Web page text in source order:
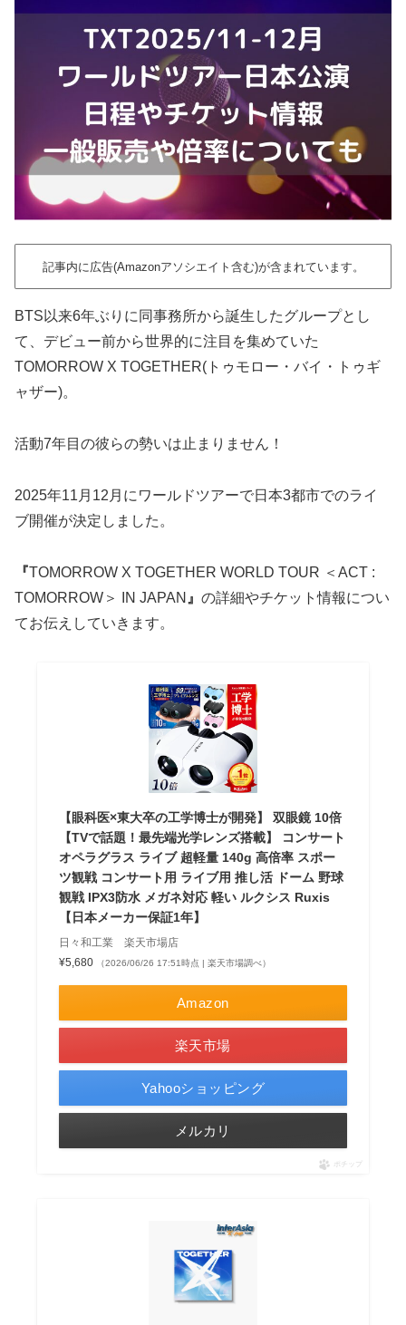
記事内に広告(Amazonアソシエイト含む)が含まれています。
BTS以来6年ぶりに同事務所から誕生したグループとし
て、デビュー前から世界的に注目を集めていた
TOMORROW X TOGETHER(トゥモロー・バイ・トゥギ
ャザー)。
活動7年目の彼らの勢いは止まりません！
2025年11月12月にワールドツアーで日本3都市でのライ
ブ開催が決定しました。
『TOMORROW X TOGETHER WORLD TOUR ＜ACT :
TOMORROW＞ IN JAPAN 』 の詳細やチケット情報につい
てお伝えしていきます。
【眼科医×東大卒の工学博士が開発】 双眼鏡 10倍
【TVで話題！最先端光学レンズ搭載】 コンサート
オペラグラス ライブ 超軽量 140g 高倍率 スポー
ツ観戦 コンサート用 ライブ用 推し活 ドーム 野球
観戦 IPX3防水 メガネ対応 軽い ルクシス Ruxis
【日本メーカー保証1年】
日々和工業 楽天市場店
¥5,680
（2026/06/26 17:51時点 | 楽天市場調べ）
Amazon
楽天市場
Yahooショッピング
メルカリ
ポチップ